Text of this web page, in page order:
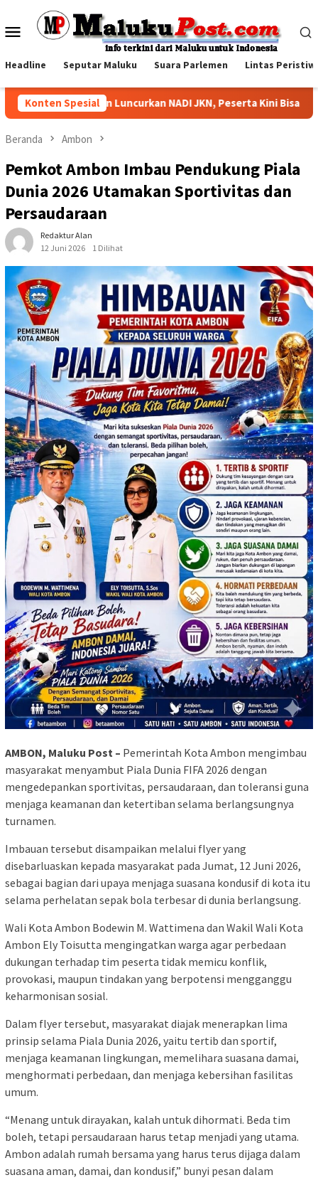
konten
Menu
Headline Seputar Maluku Suara Parlemen Lintas
Konten Spesial
BPJS Kesehatan Luncurkan NADI JKN, Peserta Kini Bisa
Beranda Ambon
Pemkot Ambon Imbau Pendukung Piala
Dunia 2026 Utamakan Sportivitas dan
Persaudaraan
Redaktur Alan
12 Juni 2026
1 Dilihat
AMBON, Maluku Post – Pemerintah Kota Ambon mengimbau
masyarakat menyambut Piala Dunia FIFA 2026 dengan
mengedepankan sportivitas, persaudaraan, dan toleransi guna
menjaga keamanan dan ketertiban selama berlangsungnya
turnamen.
Imbauan tersebut disampaikan melalui flyer yang
disebarluaskan kepada masyarakat pada Jumat, 12 Juni 2026,
sebagai bagian dari upaya menjaga suasana kondusif di kota itu
selama perhelatan sepak bola terbesar di dunia berlangsung.
Wali Kota Ambon Bodewin M. Wattimena dan Wakil Wali Kota
Ambon Ely Toisutta mengingatkan warga agar perbedaan
dukungan terhadap tim peserta tidak memicu konflik,
provokasi, maupun tindakan yang berpotensi mengganggu
keharmonisan sosial.
Dalam flyer tersebut, masyarakat diajak menerapkan lima
prinsip selama Piala Dunia 2026, yaitu tertib dan sportif,
menjaga keamanan lingkungan, memelihara suasana damai,
menghormati perbedaan, dan menjaga kebersihan fasilitas
umum.
“Menang untuk dirayakan, kalah untuk dihormati. Beda tim
boleh, tetapi persaudaraan harus tetap menjadi yang utama.
Ambon adalah rumah bersama yang harus terus dijaga dalam
suasana aman, damai, dan kondusif,” bunyi pesan dalam